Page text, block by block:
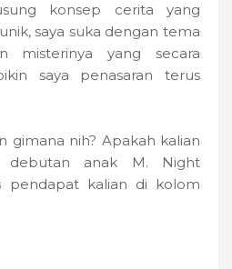
konsep cerita yang
saya suka dengan tema
misterinya yang secara
saya penasaran terus
gimana nih? Apakah kalian
debutan anak M. Night
pendapat kalian di kolom